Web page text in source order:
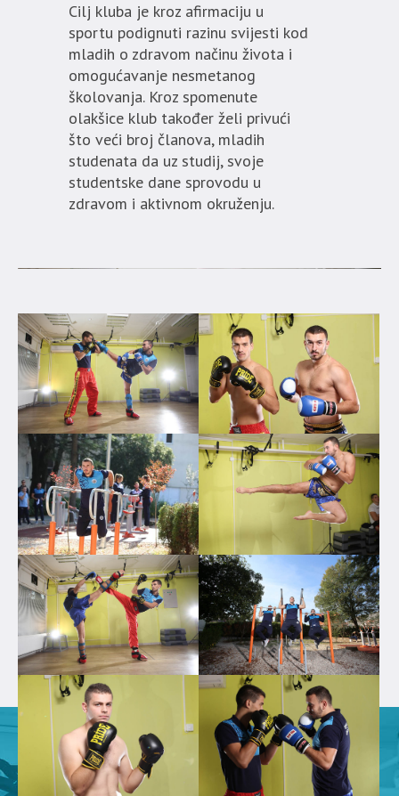
Cilj kluba je kroz afirmaciju u
sportu podignuti razinu svijesti kod
mladih o zdravom načinu života i
omogućavanje nesmetanog
školovanja. Kroz spomenute
olakšice klub također želi privući
što veći broj članova, mladih
studenata da uz studij, svoje
studentske dane sprovodu u
zdravom i aktivnom okruženju.